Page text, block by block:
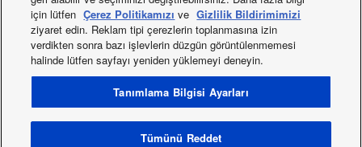
Ürün: 300 litrelik Su Deposu
Miktar: 1
Facebook Instagram Youtube
LinkedIn
Site Haritası
Gizlilik Politikası
Çerezler Politikası
Data act
Haberler
Energy labels
için lütfen Çerez Politikamızı ve Gizlilik Bildirimimizi
ziyaret edin. Reklam tipi çerezlerin toplanmasına izin
verdikten sonra bazı işlevlerin düzgün görüntülenmemesi
halinde lütfen sayfayı yeniden yüklemeyi deneyin.
Tanımlama Bilgisi Ayarları
Tümünü Reddet